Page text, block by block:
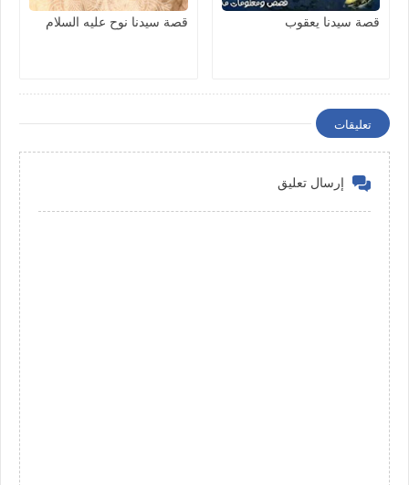
قصة سيدنا يعقوب قصة سيدنا نوح عليه السلام
تعليقات
إرسال تعليق